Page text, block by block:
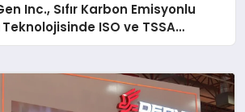
Inc., Sıfır Karbon Emisyonlu
ISO ve TSSA
Aldı